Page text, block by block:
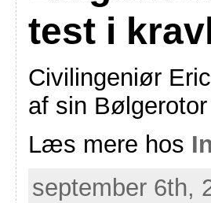
test i
Civilingeniør
af sin
Læs mere hos
september 6th,